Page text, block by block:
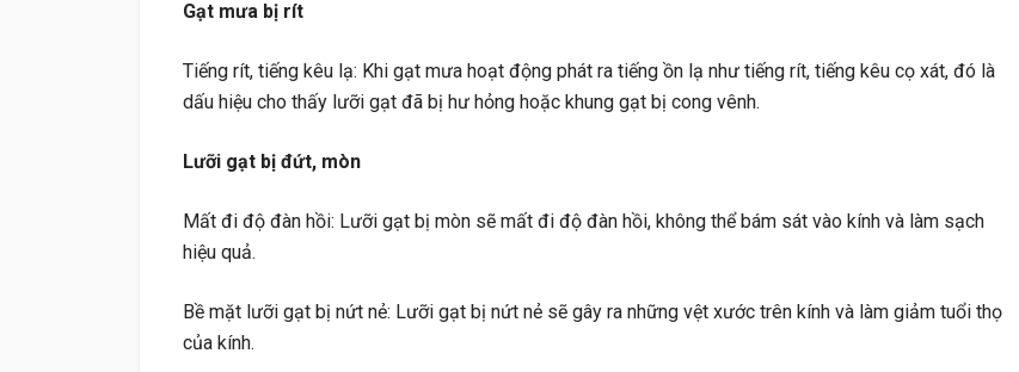
Gạt mưa bị rít
Tiếng rít, tiếng kêu lạ: Khi gạt mưa hoạt động phát ra tiếng ồn lạ như tiếng rít, tiếng kêu cọ xát, đó là
dấu hiệu cho thấy lưỡi gạt đã bị hư hỏng hoặc khung gạt bị cong vênh.
Lưỡi gạt bị đứt, mòn
Mất đi độ đàn hồi: Lưỡi gạt bị mòn sẽ mất đi độ đàn hồi, không thể bám sát vào kính và làm sạch
hiệu quả.
Bề mặt lưỡi gạt bị nứt nẻ: Lưỡi gạt bị nứt nẻ sẽ gây ra những vệt xước trên kính và làm giảm tuổi thọ
của kính.